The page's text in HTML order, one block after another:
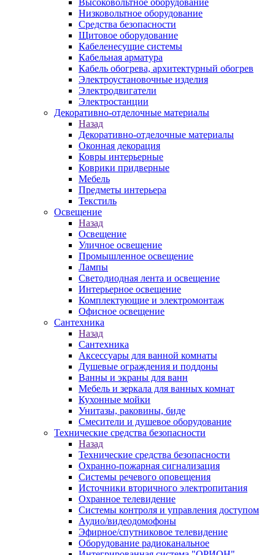
Высоковольтное оборудование
Низковольтное оборудование
Средства безопасности
Щитовое оборудование
Кабеленесущие системы
Кабельная арматура
Кабель обогрева, архитектурный обогрев
Электроустановочные изделия
Электродвигатели
Электростанции
Декоративно-отделочные материалы
Назад
Декоративно-отделочные материалы
Оконная декорация
Ковры интерьерные
Коврики придверные
Мебель
Предметы интерьера
Текстиль
Освещение
Назад
Освещение
Уличное освещение
Промышленное освещение
Лампы
Светодиодная лента и освещение
Интерьерное освещение
Комплектующие и электромонтаж
Офисное освещение
Сантехника
Назад
Сантехника
Аксессуары для ванной комнаты
Душевые ограждения и поддоны
Ванны и экраны для ванн
Мебель и зеркала для ванных комнат
Кухонные мойки
Унитазы, раковины, биде
Смесители и душевое оборудование
Технические средства безопасности
Назад
Технические средства безопасности
Охранно-пожарная сигнализация
Системы речевого оповещения
Источники вторичного электропитания
Охранное телевидение
Системы контроля и управления доступом
Аудио/видеодомофоны
Эфирное/спутниковое телевидение
Оборудование радиоканальное